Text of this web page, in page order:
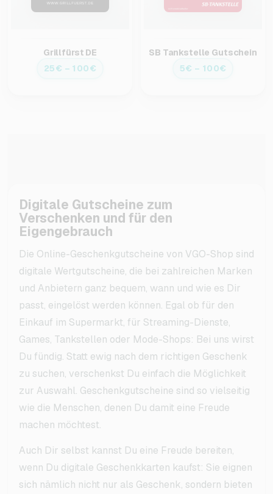
Grillfürst DE
25€ – 100€
SB Tankstelle Gutschein
5€ – 100€
Digitale Gutscheine zum
Verschenken und für den
Eigengebrauch
Die Online-Geschenkgutscheine von VGO-Shop sind
digitale Wertgutscheine, die bei zahlreichen Marken
und Anbietern ganz bequem, wann und wie es Dir
passt, eingelöst werden können. Egal ob für den
Einkauf im Supermarkt, für Streaming-Dienste,
Games, Tankstellen oder Mode-Shops: Bei uns wirst
Du fündig. Statt ewig nach dem richtigen Geschenk
zu suchen, verschenkst Du einfach die Möglichkeit
zur Auswahl. Geschenkgutscheine sind so vielseitig
wie die Menschen, denen Du damit eine Freude
machen möchtest.
Auch Dir selbst kannst Du eine Freude bereiten,
wenn Du digitale Geschenkkarten kaufst: Sie eignen
sich nämlich nicht nur als Geschenk, sondern bieten